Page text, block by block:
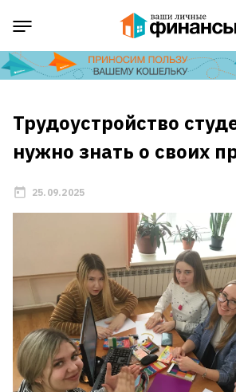
Трудоустройство
нужно знать о своих
25.09.2025